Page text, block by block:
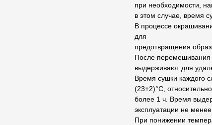
при необходимости,
в этом случае, время
В процессе
для
предотвращения
После перемешивания
выдерживают для
Время сушки каждого
(23+2)°С,
более 1 ч. Время
эксплуатации не менее
При понижении